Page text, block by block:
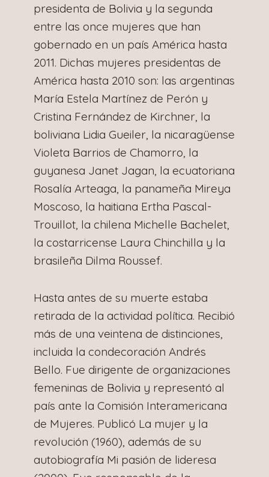
presidenta de Bolivia y la segunda
entre las once mujeres que han
gobernado en un país América hasta
2011. Dichas mujeres presidentas de
América hasta 2010 son: las argentinas
María Estela Martínez de Perón y
Cristina Fernández de Kirchner, la
boliviana Lidia Gueiler, la nicaragüense
Violeta Barrios de Chamorro, la
guyanesa Janet Jagan, la ecuatoriana
Rosalía Arteaga, la panameña Mireya
Moscoso, la haitiana Ertha Pascal-
Trouillot, la chilena Michelle Bachelet,
la costarricense Laura Chinchilla y la
brasileña Dilma Roussef.
Hasta antes de su muerte estaba
retirada de la actividad política. Recibió
más de una veintena de distinciones,
incluida la condecoración Andrés
Bello. Fue dirigente de organizaciones
femeninas de Bolivia y representó al
país ante la Comisión Interamericana
de Mujeres. Publicó La mujer y la
revolución (1960), además de su
autobiografía Mi pasión de lideresa